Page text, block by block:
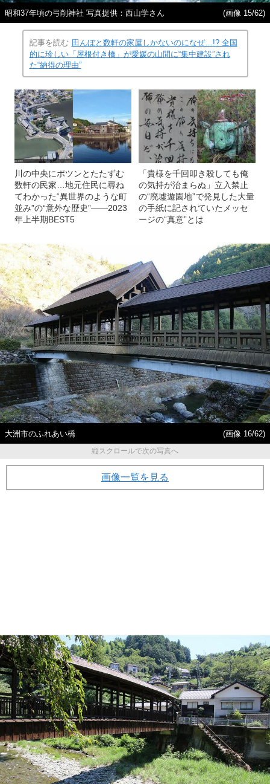
昭和37年頃の弓削神社 写真提供：西山学さん (画像 15/62)
記事を読む 田んぼと数軒の家屋しかないのになぜ…!? 全国
的に珍しい「屋根付き橋」が愛媛の山間に“集中建設”され
た“納得の理由”
川の中央にポツンとたたずむ
数軒の民家…地元住民に尋ね
てわかった“異世界のような町
並み”の“意外な歴史”――2023
年上半期BEST5
「貴様を千回叩き殺しても俺
の気持が治まらぬ」立入禁止
の“廃墟遊園地”で発見した大量
の手紙に記されていたメッセ
ージの“真意”とは
大洲市のふれあい橋
(画像 16/62)
縦スクロールで次の写真へ
画像一覧を見る